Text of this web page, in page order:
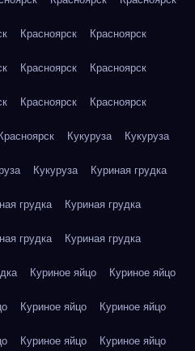
Красноярск Красноярск
Красноярск Красноярск
Красноярск Красноярск
Красноярск Кукуруза Кукуруза
Кукуруза Куриная грудка
грудка Куриная грудка
грудка Куриная грудка
Куриное яйцо Куриное яйцо
Куриное яйцо Куриное яйцо
Куриное яйцо Куриное яйцо